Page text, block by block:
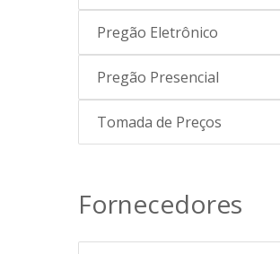
Pregão Eletrônico
Pregão Presencial
Tomada de Preços
Fornecedores